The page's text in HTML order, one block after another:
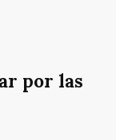
por las